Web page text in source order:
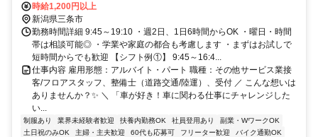
時給1,200円以上
新潟県三条市
勤務時間詳細 9:45～19:10 ・週2日、1日6時間からOK ・曜日・時間
帯は相談可能◎ ・学業や家庭の都合も考慮します ・まずはお試しで
短時間からでも歓迎 【シフト例①】 9:45～16:4...
仕事内容 雇用形態：アルバイト・パート 職種：その他サービス業接
客/フロアスタッフ、整備士（道路交通/陸運）、受付 ／ こんな想いは
ありませんか？✨ ＼ 「車が好き！車に関わる仕事にチャレンジした
い...
制服あり 業界未経験者歓迎 扶養内勤務OK 社員登用あり
副業・WワークOK
土日祝のみOK
主婦・主夫歓迎 60代も応募可 フリーター歓迎
バイク通勤OK